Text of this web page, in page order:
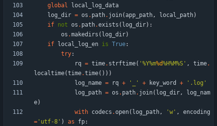
global
local_log_data
log_dir = os . path. join( app_path, local_path)
if not os . path.exists ( log_dir) :
os .makedirs ( log_dir)
if
local_log_en is True:
try:
rq = time. strftime( ' %Y%m%d%H%M%S ' , time.
localtime(time.time( ) ) )
log_name = rq + ' ' + key_word + ' .log '
log_path = os . path. join( log_dir,
log_nam
e)
with codecs .open( log_path, ' w ' ,
encoding
= ' utf-8 ' ) as fp: